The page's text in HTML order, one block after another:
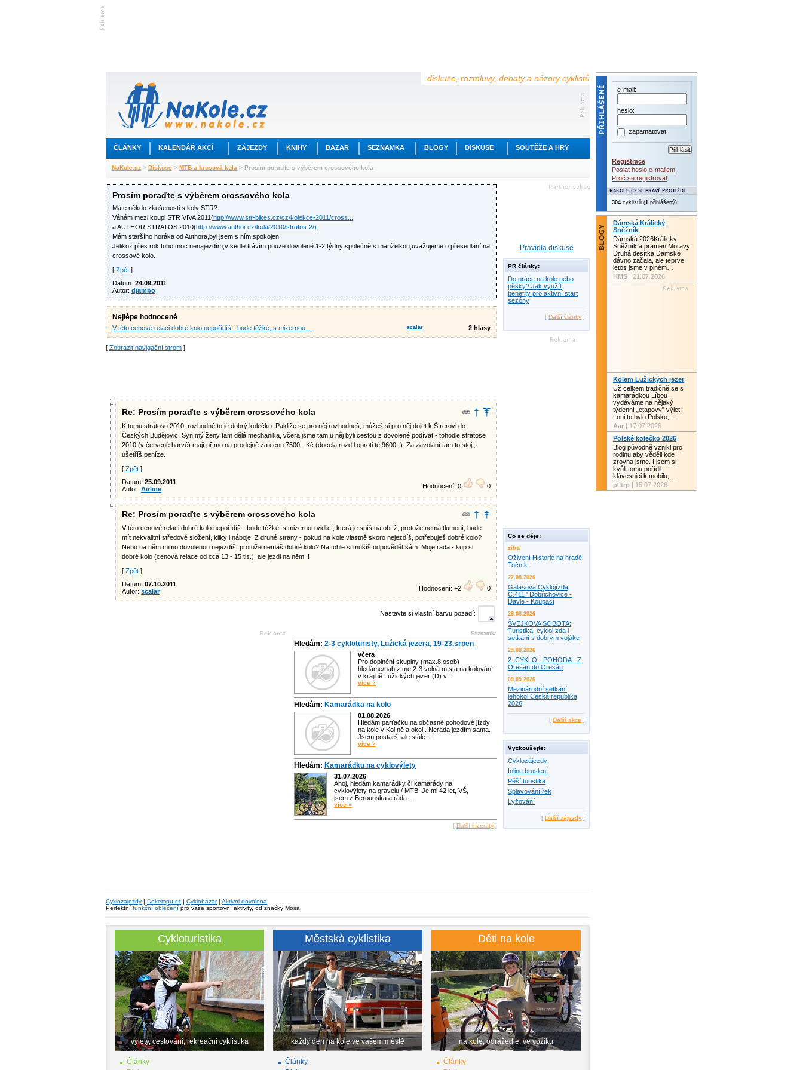
diskuse, rozmluvy, debaty a názory cyklistů
ČLÁNKY KALENDÁŘ AKCÍ ZÁJEZDY KNIHY BAZAR SEZNAMKA BLOGY DISKUSE SOUTĚŽE A HRY
NaKole.cz > Diskuse > MTB a krosová kola > Prosím poraďte s výběrem crossového kola
Prosím poraďte s výběrem crossového kola
Máte někdo zkušenosti s koly STR?
Váhám mezi koupi STR VIVA 2011(http://www.str-bikes.cz/cz/kolekce-2011/cross...
a AUTHOR STRATOS 2010(http://www.author.cz/kola/2010/stratos-2/)
Mám staršího horáka od Authora,byl jsem s ním spokojen.
Jelikož přes rok toho moc nenajezdím,v sedle trávím pouze dovolené 1-2 týdny společně s manželkou,uvažujeme o přesedlání na
crossové kolo.
[ Zpět ]
Datum: 24.09.2011
Autor: djambo
Nejlépe hodnocené
V této cenové relaci dobré kolo nepořídíš - bude těžké, s mizernou… scalar 2 hlasy
[ Zobrazit navigační strom ]
Re: Prosím poraďte s výběrem crossového kola
K tomu stratosu 2010: rozhodně to je dobrý kolečko. Pakliže se pro něj rozhodneš, můžeš si pro něj dojet k Šírerovi do
Českých Budějovic. Syn mý ženy tam dělá mechanika, včera jsme tam u něj byli cestou z dovolené podívat - tohodle stratose
2010 (v červené barvě) mají přímo na prodejně za cenu 7500,- Kč (docela rozdíl oproti té 9600,-). Za zavolání tam to stojí,
ušetříš peníze.
[ Zpět ]
Datum: 25.09.2011
Autor: Airline Hodnocení: 0 0
Re: Prosím poraďte s výběrem crossového kola
V této cenové relaci dobré kolo nepořídíš - bude těžké, s mizernou vidlicí, která je spíš na obtíž, protože nemá tlumení, bude
mít nekvalitní středové složení, kliky i náboje. Z druhé strany - pokud na kole vlastně skoro nejezdíš, potřebuješ dobré kolo?
Nebo na něm mimo dovolenou nejezdíš, protože nemáš dobré kolo? Na tohle si mušíš odpovědět sám. Moje rada - kup si
dobré kolo (cenová relace od cca 13 - 15 tis.), ale jezdi na něm!!!
[ Zpět ]
Datum: 07.10.2011
Autor: scalar Hodnocení: +2 0
Nastavte si vlastní barvu pozadí:
Seznamka
Hledám: 2-3 cykloturisty, Lužická jezera, 19-23.srpen
včera
Pro doplnění skupiny (max.8 osob)
hledáme/nabízíme 2-3 volná místa na kolování
v krajině Lužických jezer (D) v…
více »
Hledám: Kamarádka na kolo
01.08.2026
Hledám parťačku na občasné pohodové jízdy
na kole v Kolíně a okolí. Nerada jezdím sama.
Jsem postarší ale stále…
více »
Hledám: Kamarádku na cyklovýlety
31.07.2026
Ahoj, hledám kamarádky či kamarády na
cyklovýlety na gravelu / MTB. Je mi 42 let, VŠ,
jsem z Berounska a ráda…
více »
[ Další inzeráty ]
Pravidla diskuse
PR články:
Do práce na kole nebo
pěšky? Jak využít
benefity pro aktivní start
sezóny
[ Další články ]
Co se děje:
zítra
Oživení Historie na hradě
Točník
22.08.2026
Galasova Cyklojízda
Č.411 ' Dobřichovice -
Davle - Koupací
29.08.2026
ŠVEJKOVA SOBOTA:
Turistika, cyklojízda i
setkání s dobrým vojáke
29.08.2026
2. CYKLO - POHODA - Z
Orešán do Orešán
09.09.2026
Mezinárodní setkání
lehokol Česká republika
2026
[ Další akce ]
Vyzkoušejte:
Cyklozájezdy
Inline bruslení
Pěší turistika
Splavování řek
Lyžování
[ Další zájezdy ]
Cyklozájezdy | Dokempu.cz | Cyklobazar| Aktivni dovolená
Perfektní funkční oblečení pro vaše sportovní aktivity, od značky Moira.
Cykloturistika
výlety, cestování, rekreační cyklistika
Články
Městská cyklistika
každý den na kole ve vašem městě
Články
Děti na kole
na kole, odrážedle, ve vozíku
Články
e-mail:
heslo:
zapamatovat
Registrace
Poslat heslo e-mailem
Proč se registrovat
304 cyklistů (1 přihlášený)
Dámská Králický
Sněžník
Dámská 2026Králický
Sněžník a pramen Moravy
Druhá desítka Dámské
dávno začala, ale teprve
letos jsme v plném…
HMS | 21.07.2026
Kolem Lužických jezer
Už celkem tradičně se s
kamarádkou Líbou
vydáváme na nějaký
týdenní „etapový" výlet.
Loni to bylo Polsko,…
Aar | 17.07.2026
Polské kolečko 2026
Blog původně vznikl pro
rodinu aby věděli kde
zrovna jsme. I jsem si
kvůli tomu pořídil
klávesnici k mobilu,…
petrp | 15.07.2026